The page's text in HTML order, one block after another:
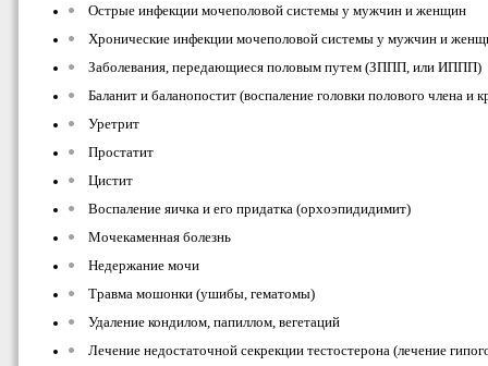
Острые инфекции мочеполовой системы у мужчин и женщин
Хронические инфекции мочеполовой системы у мужчин и
Заболевания, передающиеся половым путем (ЗППП, или ИППП)
Баланит и баланопостит (воспаление головки полового члена и
Уретрит
Простатит
Цистит
Воспаление яичка и его придатка (орхоэпидидимит)
Мочекаменная болезнь
Недержание мочи
Травма мошонки (ушибы, гематомы)
Удаление кондилом, папиллом, вегетаций
Лечение недостаточной секрекции тестостерона (лечение